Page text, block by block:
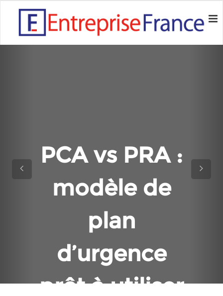
PCA vs PRA :
modèle de
plan
d’urgence
prêt à utiliser